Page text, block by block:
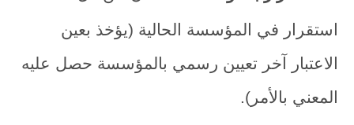
استقرار في المؤسسة الحالية (يؤخذ بعين
الاعتبار آخر تعيين رسمي بالمؤسسة حصل عليه
المعني بالأمر).